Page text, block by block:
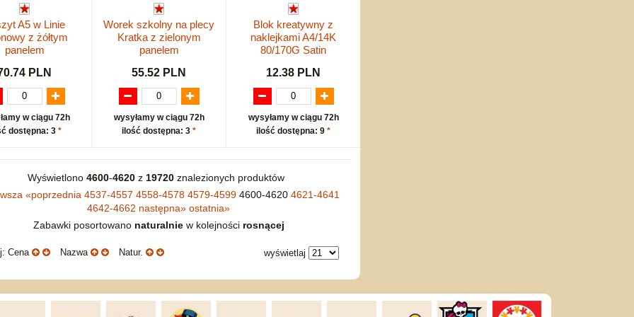
A5 w Linie
z żółtym
panelem
PLN
w ciągu 72h
dostępna: 3 *
Worek szkolny na plecy
Kratka z zielonym
panelem
55.52 PLN
wysyłamy w ciągu 72h
ilość dostępna: 3 *
Blok kreatywny z
naklejkami A4/14K
80/170G Satin
12.38 PLN
wysyłamy w ciągu 72h
ilość dostępna: 9 *
Wyświetlono 4600-4620z 19720znalezionych produktów
«poprzednia 4537-4557 4558-4578 4579-4599 4600-4620 4621-4641
4642-4662 następna» ostatnia»
Zabawki posortowano naturalniew kolejności rosnącej
Cena Nazwa Natur. wyświetlaj